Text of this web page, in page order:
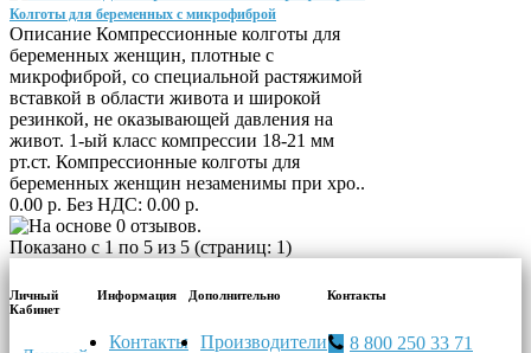
Колготы для беременных с микрофиброй
Описание Компрессионные колготы для
беременных женщин, плотные с
микрофиброй, со специальной растяжимой
вставкой в области живота и широкой
резинкой, не оказывающей давления на
живот. 1-ый класс компрессии 18-21 мм
рт.ст. Компрессионные колготы для
беременных женщин незаменимы при хро..
0.00 р. Без НДС: 0.00 р.
Показано с 1 по 5 из 5 (страниц: 1)
Личный
Кабинет
Информация
Контакты
Дополнительно
Производители
Контакты
8 800 250 33 71